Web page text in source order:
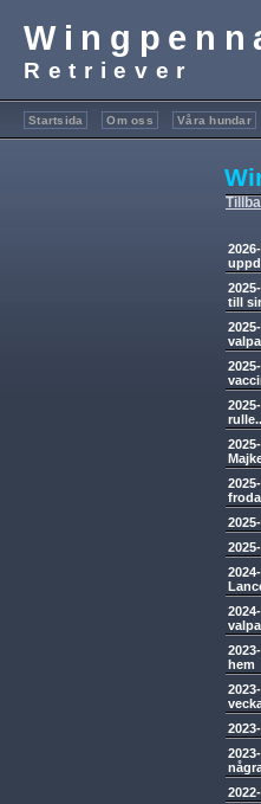
Retriever
Startsida Om oss Våra hundar
till
hem